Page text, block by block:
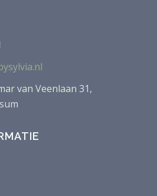
van Veenlaan 31,